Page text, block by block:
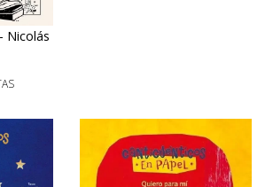
Nicolás